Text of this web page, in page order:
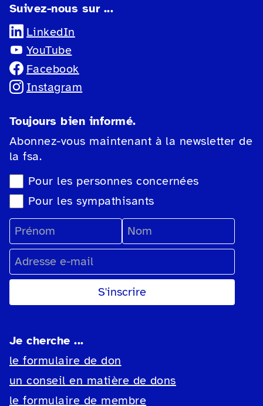
Suivez-nous sur ...
LinkedIn
YouTube
Facebook
Instagram
Toujours bien informé.
Abonnez-vous maintenant à la newsletter de
la fsa.
Sélection du type de newsletter
Pour les personnes concernées
Pour les sympathisants
Prénom
Nom
Adresse e-mail
Je cherche ...
le formulaire de don
un conseil en matière de dons
le formulaire de membre